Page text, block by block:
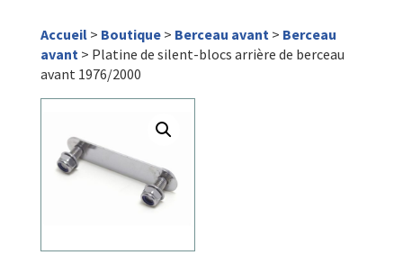
Accueil> Boutique> Berceau avant > Berceau
avant > Platine de silent-blocs arrière de berceau
avant 1976/2000